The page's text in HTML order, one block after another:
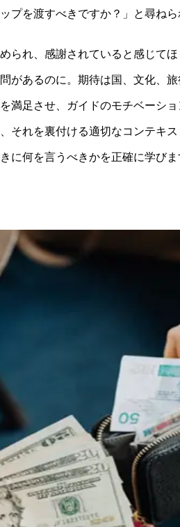
プを渡すべきですか？」と尋ね
られ、感謝されていると感じてほ
問があるのに。期待は国、文化、
足させ、ガイドのモチベーシ
それを裏付ける適切なコンテキス
に何を言うべきかを正確に学び